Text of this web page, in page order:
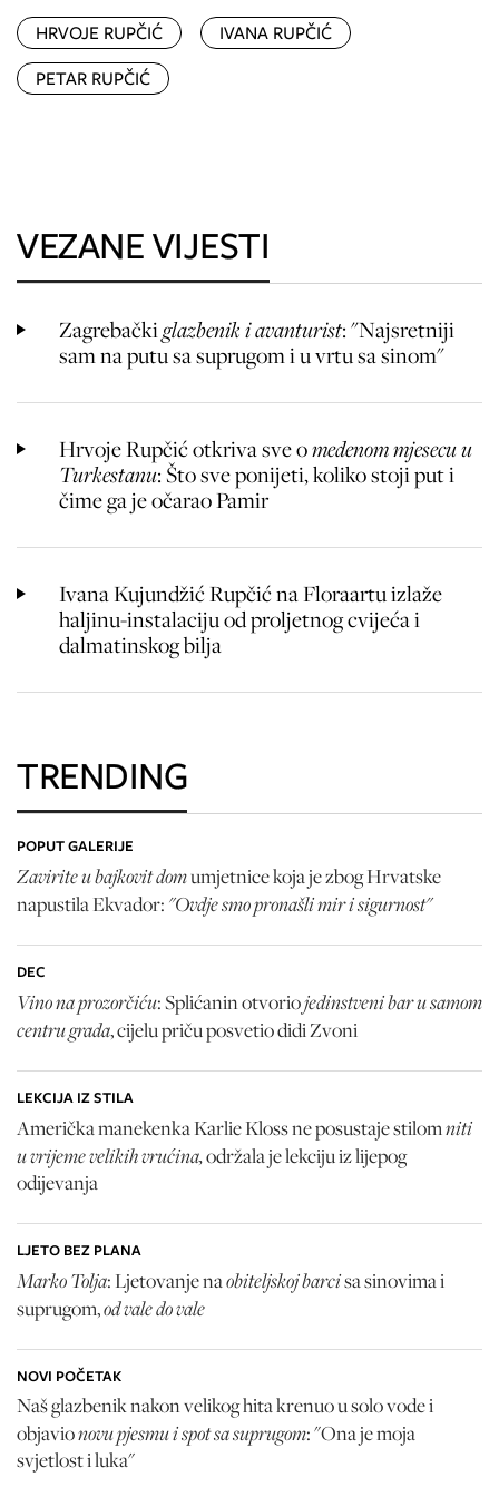
HRVOJE RUPČIĆ
IVANA RUPČIĆ
PETAR RUPČIĆ
VEZANE VIJESTI
Zagrebačkiglazbenik i avanturist: "Najsretniji
sam na putu sa suprugom i u vrtu sa sinom"
Hrvoje Rupčić otkriva sve omedenom mjesecu u
Turkestanu: Što sve ponijeti, koliko stoji put i
čime ga je očarao Pamir
Ivana Kujundžić Rupčić na Floraartu izlaže
haljinu-instalaciju od proljetnog cvijeća i
dalmatinskog bilja
TRENDING
POPUT GALERIJE
Zavirite u bajkovit domumjetnice koja je zbog Hrvatske
napustila Ekvador: "Ovdje smo pronašli mir i sigurnost"
DEC
Vino na prozorčiću: Splićanin otvoriojedinstveni bar u samom
centru grada, cijelu priču posvetio didi Zvoni
LEKCIJA IZ STILA
Američka manekenka Karlie Kloss ne posustaje stilomniti
u vrijeme velikih vrućina,održala je lekciju iz lijepog
odijevanja
LJETO BEZ PLANA
Marko Tolja: Ljetovanje naobiteljskoj barcisa sinovima i
suprugom,od vale do vale
NOVI POČETAK
Naš glazbenik nakon velikog hita krenuo u solo vode i
objavionovu pjesmu i spot sa suprugom: "Ona je moja
svjetlost i luka"